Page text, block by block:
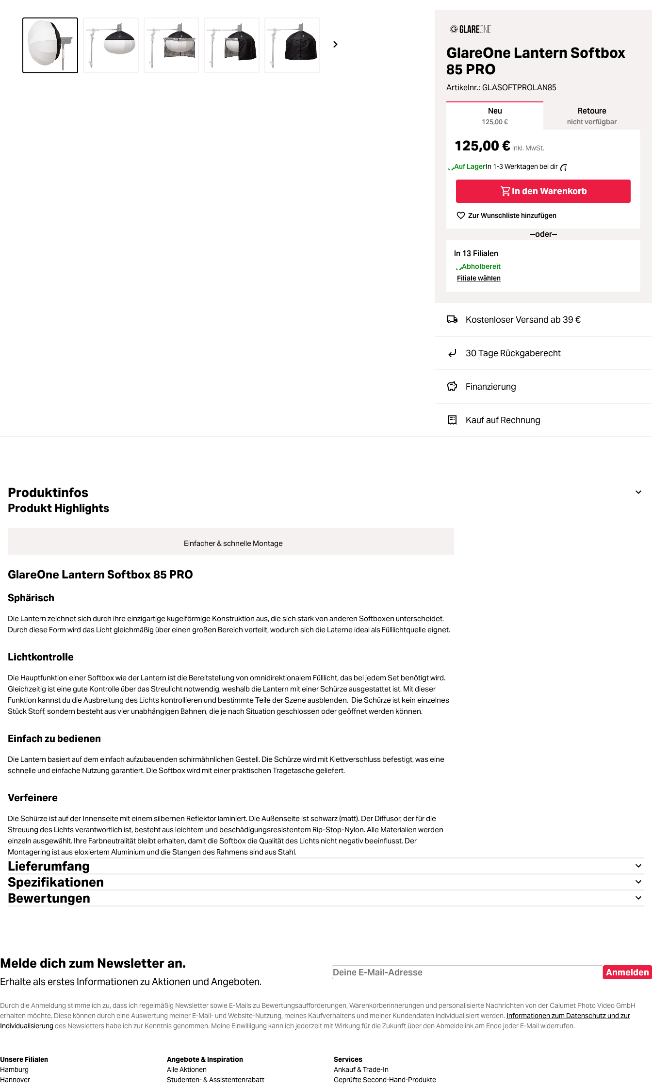
GlareOne Lantern Softbox
85 PRO
Artikelnr.: GLASOFTPROLAN85
Neu
125,00 €
Retoure
nicht verfügbar
125,00 € inkl. MwSt.
Auf LagerIn 1-3 Werktagen bei dir
In den Warenkorb
Zur Wunschliste hinzufügen
oder
In 13 Filialen
Abholbereit
Filiale wählen
Kostenloser Versand ab 39 €
30 Tage Rückgaberecht
Finanzierung
Kauf auf Rechnung
Produktinfos
Produkt Highlights
Einfacher & schnelle Montage
GlareOne Lantern Softbox 85 PRO
Sphärisch
Die Lantern zeichnet sich durch ihre einzigartige kugelförmige Konstruktion aus, die sich stark von anderen Softboxen unterscheidet.
Durch diese Form wird das Licht gleichmäßig über einen großen Bereich verteilt, wodurch sich die Laterne ideal als Fülllichtquelle eignet.
Lichtkontrolle
Die Hauptfunktion einer Softbox wie der Lantern ist die Bereitstellung von omnidirektionalem Fülllicht, das bei jedem Set benötigt wird.
Gleichzeitig ist eine gute Kontrolle über das Streulicht notwendig, weshalb die Lantern mit einer Schürze ausgestattet ist. Mit dieser
Funktion kannst du die Ausbreitung des Lichts kontrollieren und bestimmte Teile der Szene ausblenden. Die Schürze ist kein einzelnes
Stück Stoff, sondern besteht aus vier unabhängigen Bahnen, die je nach Situation geschlossen oder geöffnet werden können.
Einfach zu bedienen
Die Lantern basiert auf dem einfach aufzubauenden schirmähnlichen Gestell. Die Schürze wird mit Klettverschluss befestigt, was eine
schnelle und einfache Nutzung garantiert. Die Softbox wird mit einer praktischen Tragetasche geliefert.
Verfeinere
Die Schürze ist auf der Innenseite mit einem silbernen Reflektor laminiert. Die Außenseite ist schwarz (matt). Der Diffusor, der für die
Streuung des Lichts verantwortlich ist, besteht aus leichtem und beschädigungsresistentem Rip-Stop-Nylon. Alle Materialien werden
einzeln ausgewählt. Ihre Farbneutralität bleibt erhalten, damit die Softbox die Qualität des Lichts nicht negativ beeinflusst. Der
Montagering ist aus eloxiertem Aluminium und die Stangen des Rahmens sind aus Stahl.
Lieferumfang
Spezifikationen
Bewertungen
Melde dich zum Newsletter an.
Erhalte als erstes Informationen zu Aktionen und Angeboten.
Anmelden
Durch die Anmeldung stimme ich zu, dass ich regelmäßig Newsletter sowie E-Mails zu Bewertungsaufforderungen, Warenkorberinnerungen und personalisierte Nachrichten von der Calumet Photo Video GmbH
erhalten möchte. Diese können durch eine Auswertung meiner E-Mail- und Website-Nutzung, meines Kaufverhaltens und meiner Kundendaten individualisiert werden. Informationen zum Datenschutz und zur
Individualisierungdes Newsletters habe ich zur Kenntnis genommen. Meine Einwilligung kann ich jederzeit mit Wirkung für die Zukunft über den Abmeldelink am Ende jeder E-Mail widerrufen.
Unsere Filialen
Hamburg
Hannover
Angebote & Inspiration
Alle Aktionen
Studenten- & Assistentenrabatt
Services
Ankauf & Trade-In
Geprüfte Second-Hand-Produkte